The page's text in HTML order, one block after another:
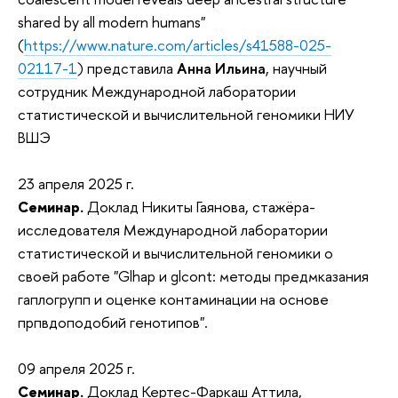
shared by all modern humans"
(https://www.nature.com/articles/s41588-025-
02117-1) представила Анна Ильина, научный
сотрудник Международной лаборатории
статистической и вычислительной геномики НИУ
ВШЭ
23 апреля 2025 г.
Семинар.Доклад Никиты Гаянова, стажёра-
исследователя Международной лаборатории
статистической и вычислительной геномики о
своей работе "Glhap и glcont: методы предмказания
гаплогрупп и оценке контаминации на основе
прпвдоподобий генотипов".
09 апреля 2025 г.
Семинар.Доклад Кертес-Фаркаш Аттила,